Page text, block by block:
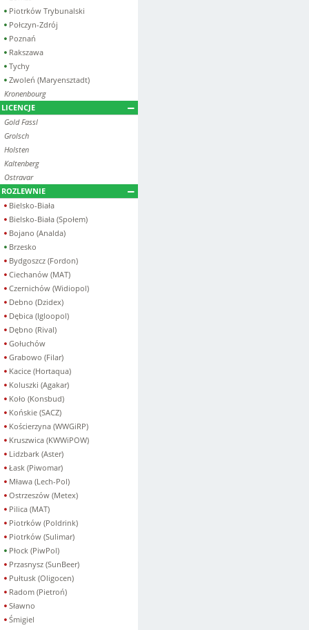
Piotrków Trybunalski
Połczyn-Zdrój
Poznań
Rakszawa
Tychy
Zwoleń (Maryensztadt)
Kronenbourg
LICENCJE
Gold Fassl
Grolsch
Holsten
Kaltenberg
Ostravar
ROZLEWNIE
Bielsko-Biała
Bielsko-Biała (Społem)
Bojano (Analda)
Brzesko
Bydgoszcz (Fordon)
Ciechanów (MAT)
Czernichów (Widiopol)
Debno (Dzidex)
Dębica (Igloopol)
Dębno (Rival)
Gołuchów
Grabowo (Filar)
Kacice (Hortaqua)
Koluszki (Agakar)
Koło (Konsbud)
Końskie (SACZ)
Kościerzyna (WWGiRP)
Kruszwica (KWWiPOW)
Lidzbark (Aster)
Łask (Piwomar)
Mława (Lech-Pol)
Ostrzeszów (Metex)
Pilica (MAT)
Piotrków (Poldrink)
Piotrków (Sulimar)
Płock (PiwPol)
Przasnysz (SunBeer)
Pułtusk (Oligocen)
Radom (Pietroń)
Sławno
Śmigiel